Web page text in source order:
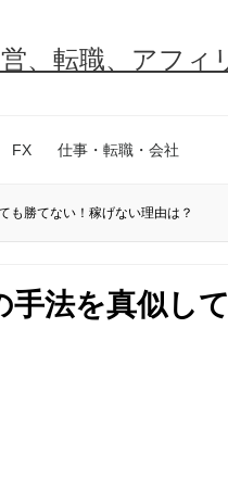
、転職、アフィ
FX 仕事・転職・会社
も勝てない！稼げない理由は？
法を真似し